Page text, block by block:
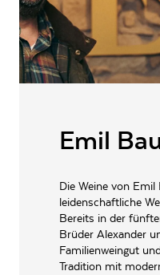
RESTZUCKER
GESAMTSÄURE
VERSCHLUSSART
ALLERGENE / INHALTSSTOFFE
INHALT (LITER)
PRODUZENT / ABFÜLLER /
Emil
Die Weine von
leidenschaftliche
Bereits in der
Brüder Alexander
Familienweingut
Tradition mit